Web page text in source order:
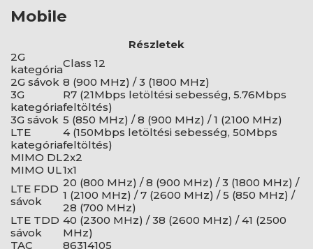
Mobile
Részletek
2G
kategóriaClass 12
2G sávok 8 (900 MHz) / 3 (1800 MHz)
3G
kategória
R7 (21Mbps letöltési sebesség, 5.76Mbps
feltöltés)
3G sávok 5 (850 MHz) / 8 (900 MHz) / 1 (2100 MHz)
LTE
kategória
4 (150Mbps letöltési sebesség, 50Mbps
feltöltés)
MIMO DL2x2
MIMO UL1x1
LTE FDD
sávok
20 (800 MHz) / 8 (900 MHz) / 3 (1800 MHz) /
1 (2100 MHz) / 7 (2600 MHz) / 5 (850 MHz) /
28 (700 MHz)
LTE TDD
sávok
40 (2300 MHz) / 38 (2600 MHz) / 41 (2500
MHz)
TAC
86314105